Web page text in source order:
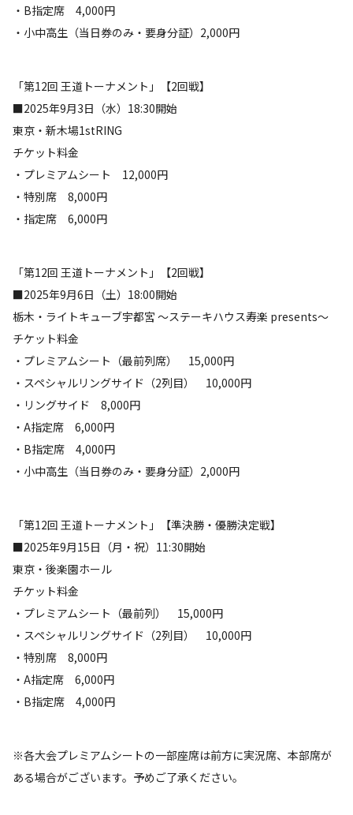
・B指定席 4,000円
・小中高生（当日券のみ・要身分証）2,000円
「第12回 王道トーナメント」【2回戦】
■2025年9月3日（水）18:30開始
東京・新木場1stRING
チケット料金
・プレミアムシート 12,000円
・特別席 8,000円
・指定席 6,000円
「第12回 王道トーナメント」【2回戦】
■2025年9月6日（土）18:00開始
栃木・ライトキューブ宇都宮 ～ステーキハウス寿楽 presents～
チケット料金
・プレミアムシート（最前列席） 15,000円
・スペシャルリングサイド（2列目） 10,000円
・リングサイド 8,000円
・A指定席 6,000円
・B指定席 4,000円
・小中高生（当日券のみ・要身分証）2,000円
「第12回 王道トーナメント」【準決勝・優勝決定戦】
■2025年9月15日（月・祝）11:30開始
東京・後楽園ホール
チケット料金
・プレミアムシート（最前列） 15,000円
・スペシャルリングサイド（2列目） 10,000円
・特別席 8,000円
・A指定席 6,000円
・B指定席 4,000円
※各大会プレミアムシートの一部座席は前方に実況席、本部席が
ある場合がございます。予めご了承ください。